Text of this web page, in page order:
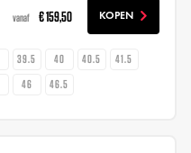
vanaf € 159,50 KOPEN
39.5 40 40.5
41.5
46 46.5